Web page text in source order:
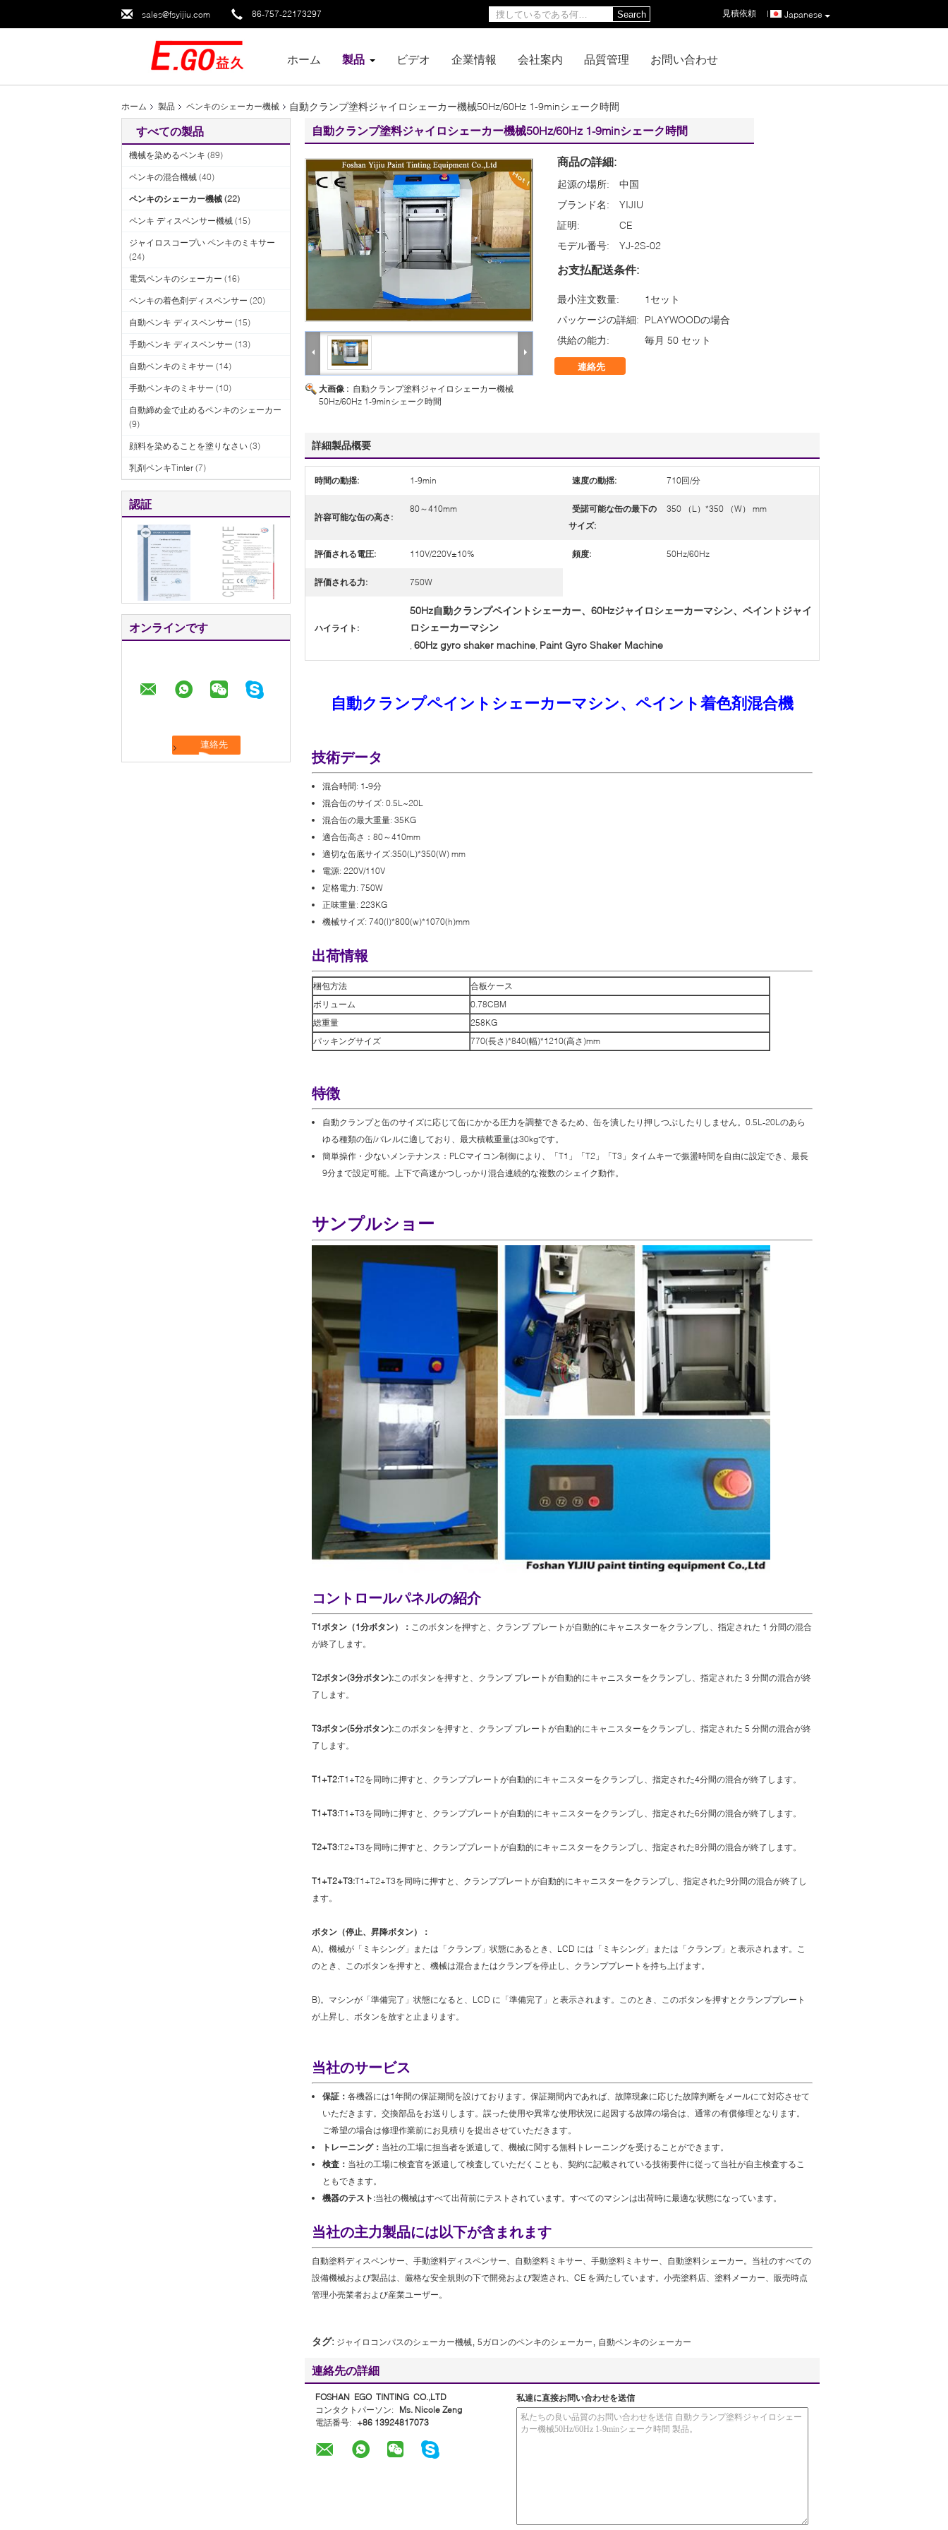
sales@fsyijiu.com 86-757-22173297 Japanese
見積依頼 |
Search
ホーム 製品 ビデオ 企業情報 会社案内 品質管理 お問い合わせ
ホーム 製品 ペンキのシェーカー機械 自動クランプ塗料ジャイロシェーカー機械50Hz/60Hz 1-9minシェーク時間
すべての製品
機械を染めるペンキ (89)
ペンキの混合機械 (40)
ペンキのシェーカー機械 (22)
ペンキ ディスペンサー機械 (15)
ジャイロスコープい ペンキのミキサー
(24)
電気ペンキのシェーカー (16)
ペンキの着色剤ディスペンサー (20)
自動ペンキ ディスペンサー (15)
手動ペンキ ディスペンサー (13)
自動ペンキのミキサー (14)
手動ペンキのミキサー (10)
自動締め金で止めるペンキのシェーカー
(9)
顔料を染めることを塗りなさい (3)
乳剤ペンキTinter (7)
認証
オンラインです
自動クランプ塗料ジャイロシェーカー機械50Hz/60Hz 1-9minシェーク時間
大画像 : 自動クランプ塗料ジャイロシェーカー機械
50Hz/60Hz 1-9minシェーク時間
商品の詳細:
起源の場所:
中国
ブランド名:
YIJIU
証明:
CE
モデル番号:
YJ-2S-02
お支払配送条件:
最小注文数量:
1セット
パッケージの詳細: PLAYWOODの場合
供給の能力:
毎月 50 セット
連絡先
詳細製品概要
時間の動揺: 1-9min 速度の動揺: 710回/分
許容可能な缶の高さ:
80～410mm
受諾可能な缶の最下の
サイズ:
350 （L）*350 （W） mm
評価される電圧: 110V/220V±10% 頻度: 50Hz/60Hz
評価される力: 750W
ハイライト:
50Hz自動クランプペイントシェーカー、60Hzジャイロシェーカーマシン、ペイントジャイ
ロシェーカーマシン
, 60Hz gyro shaker machine, Paint Gyro Shaker Machine
自動クランプペイントシェーカーマシン、ペイント着色剤混合機
技術データ
混合時間: 1-9分
混合缶のサイズ: 0.5L~20L
混合缶の最大重量: 35KG
適合缶高さ：80～410mm
適切な缶底サイズ:350(L)*350(W) mm
電源: 220V/110V
定格電力: 750W
正味重量: 223KG
機械サイズ: 740(l)*800(w)*1070(h)mm
出荷情報
梱包方法
合板ケース
ボリューム
0.78CBM
総重量
258KG
パッキングサイズ
770(長さ)*840(幅)*1210(高さ)mm
特徴
自動クランプと缶のサイズに応じて缶にかかる圧力を調整できるため、缶を潰したり押しつぶしたりしません。0.5L-20Lのあら
ゆる種類の缶/バレルに適しており、最大積載重量は30kgです。
簡単操作・少ないメンテナンス：PLCマイコン制御により、「T1」「T2」「T3」タイムキーで振盪時間を自由に設定でき、最長
9分まで設定可能。上下で高速かつしっかり混合連続的な複数のシェイク動作。
サンプルショー
コントロールパネルの紹介
T1ボタン（1分ボタン）： このボタンを押すと、クランプ プレートが自動的にキャニスターをクランプし、指定された 1 分間の混合
が終了します。
T2ボタン(3分ボタン): このボタンを押すと、クランプ プレートが自動的にキャニスターをクランプし、指定された 3 分間の混合が終
了します。
T3ボタン(5分ボタン): このボタンを押すと、クランプ プレートが自動的にキャニスターをクランプし、指定された 5 分間の混合が終
了します。
T1+T2:T1+T2を同時に押すと、クランププレートが自動的にキャニスターをクランプし、指定された4分間の混合が終了します。
T1+T3:T1+T3を同時に押すと、クランププレートが自動的にキャニスターをクランプし、指定された6分間の混合が終了します。
T2+T3:T2+T3を同時に押すと、クランププレートが自動的にキャニスターをクランプし、指定された8分間の混合が終了します。
T1+T2+T3:T1+T2+T3を同時に押すと、クランププレートが自動的にキャニスターをクランプし、指定された9分間の混合が終了し
ます。
ボタン（停止、昇降ボタン）：
A)。機械が「ミキシング」または「クランプ」状態にあるとき、LCD には「ミキシング」または「クランプ」と表示されます。こ
のとき、このボタンを押すと、機械は混合またはクランプを停止し、クランププレートを持ち上げます。
B)。マシンが「準備完了」状態になると、LCD に「準備完了」と表示されます。このとき、このボタンを押すとクランププレート
が上昇し、ボタンを放すと止まります。
当社のサービス
保証： 各機器には1年間の保証期間を設けております。保証期間内であれば、故障現象に応じた故障判断をメールにて対応させて
いただきます。交換部品をお送りします。誤った使用や異常な使用状況に起因する故障の場合は、通常の有償修理となります。
ご希望の場合は修理作業前にお見積りを提出させていただきます。
トレーニング： 当社の工場に担当者を派遣して、機械に関する無料トレーニングを受けることができます。
検査： 当社の工場に検査官を派遣して検査していただくことも、契約に記載されている技術要件に従って当社が自主検査するこ
ともできます。
機器のテスト:当社の機械はすべて出荷前にテストされています。すべてのマシンは出荷時に最適な状態になっています。
当社の主力製品には以下が含まれます
自動塗料ディスペンサー、手動塗料ディスペンサー、自動塗料ミキサー、手動塗料ミキサー、自動塗料シェーカー。当社のすべての
設備機械および製品は、厳格な安全規則の下で開発および製造され、CE を満たしています。小売塗料店、塗料メーカー、販売時点
管理小売業者および産業ユーザー。
タグ: ジャイロコンパスのシェーカー機械 5ガロンのペンキのシェーカー 自動ペンキのシェーカー
連絡先の詳細
FOSHAN EGO TINTING CO.,LTD
コンタクトパーソン:
Ms. Nicole Zeng
電話番号:
+86 13924817073
私達に直接お問い合わせを送信